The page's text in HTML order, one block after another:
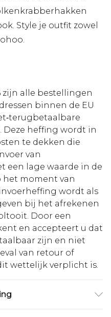
Style je outfit zowel
zijn alle bestellingen
binnen de EU
Deze heffing wordt in
te dekken die
van
een lage waarde in de
het moment van
wordt als
bij het afrekenen
Door een
en accepteert u dat
zijn en niet
van retour of
wettelijk verplicht is.